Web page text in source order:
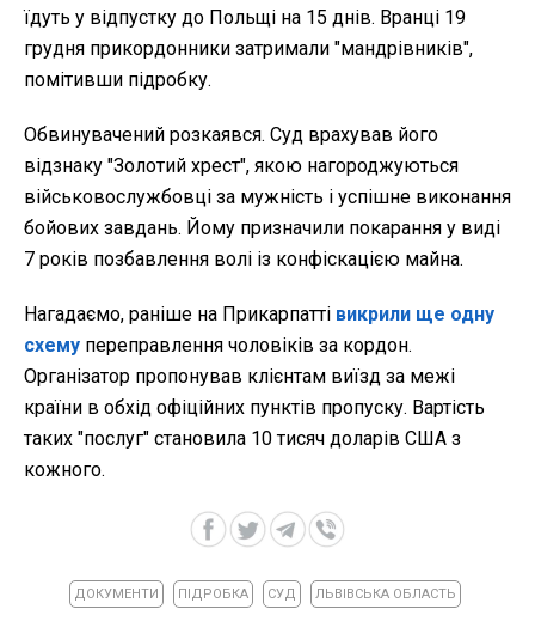
їдуть у відпустку до Польщі на 15 днів. Вранці 19
грудня прикордонники затримали "мандрівників",
помітивши підробку.
Обвинувачений розкаявся. Суд врахував його
відзнаку "Золотий хрест", якою нагороджуються
військовослужбовці за мужність і успішне виконання
бойових завдань. Йому призначили покарання у виді
7 років позбавлення волі із конфіскацією майна.
Нагадаємо, раніше на Прикарпатті викрили ще одну
схему переправлення чоловіків за кордон.
Організатор пропонував клієнтам виїзд за межі
країни в обхід офіційних пунктів пропуску. Вартість
таких "послуг" становила 10 тисяч доларів США з
кожного.
ДОКУМЕНТИ ПІДРОБКА СУД ЛЬВІВСЬКА ОБЛАСТЬ